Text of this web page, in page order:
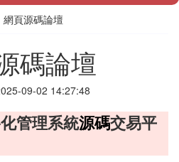
網頁源碼論壇
碼論壇
09-02 14:27:48
管理系統源碼交易平